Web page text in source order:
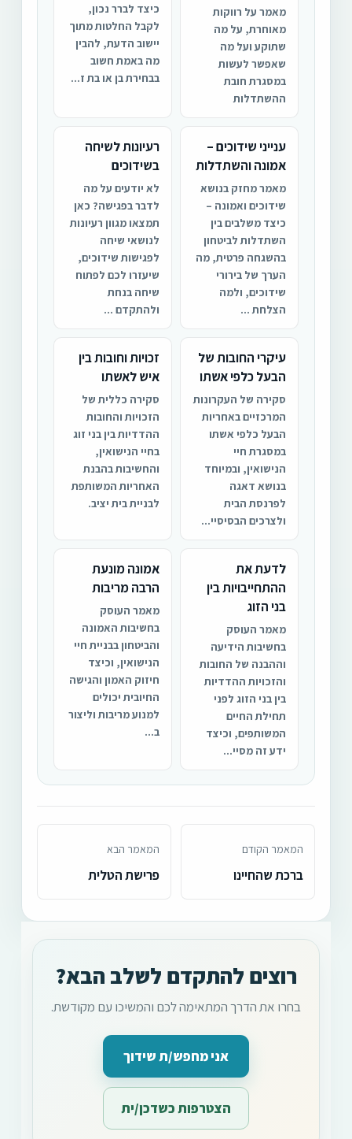
מאמר על רווקות
מאוחרת, על מה
שתוקע ועל מה
שאפשר לעשות
במסגרת חובת
ההשתדלות
כיצד לברר נכון,
לקבל החלטות מתוך
יישוב הדעת, להבין
מה באמת חשוב
בבחירת בן או בת ז...
ענייני שידוכים –
אמונה והשתדלות
מאמר מחזק בנושא
שידוכים ואמונה –
כיצד משלבים בין
השתדלות לביטחון
בהשגחה פרטית, מה
הערך של בירורי
שידוכים, ולמה
הצלחת ...
רעיונות לשיחה
בשידוכים
לא יודעים על מה
לדבר בפגישה? כאן
תמצאו מגוון רעיונות
לנושאי שיחה
לפגישות שידוכים,
שיעזרו לכם לפתוח
שיחה בנחת
ולהתקדם ...
עיקרי החובות של
הבעל כלפי אשתו
סקירה של העקרונות
המרכזיים באחריות
הבעל כלפי אשתו
במסגרת חיי
הנישואין, ובמיוחד
בנושא דאגה
לפרנסת הבית
ולצרכים הבסיסיי...
זכויות וחובות בין
איש לאשתו
סקירה כללית של
הזכויות והחובות
ההדדיות בין בני זוג
בחיי הנישואין,
והחשיבות בהבנת
האחריות המשותפת
לבניית בית יציב.
לדעת את
ההתחייבויות בין
בני הזוג
מאמר העוסק
בחשיבות הידיעה
וההבנה של החובות
והזכויות ההדדיות
בין בני הזוג לפני
תחילת החיים
המשותפים, וכיצד
ידע זה מסיי...
אמונה מונעת
הרבה מריבות
מאמר העוסק
בחשיבות האמונה
והביטחון בבניית חיי
הנישואין, וכיצד
חיזוק האמון והגישה
החיובית יכולים
למנוע מריבות וליצור
ב...
המאמר הקודם
ברכת שהחיינו
המאמר הבא
פרישת הטלית
רוצים להתקדם לשלב הבא?
בחרו את הדרך המתאימה לכם והמשיכו עם מקודשת.
אני מחפש/ת שידוך
הצטרפות כשדכן/ית